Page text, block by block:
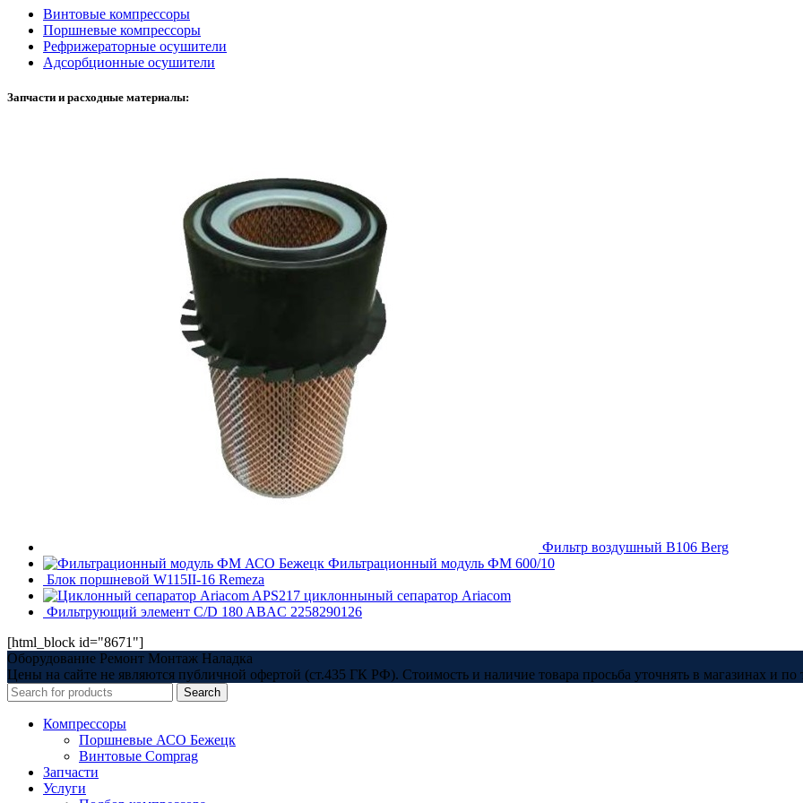
Винтовые компрессоры
Поршневые компрессоры
Рефрижераторные осушители
Адсорбционные осушители
Запчасти и расходные материалы:
Фильтр воздушный В106 Berg
Фильтрационный модуль ФМ 600/10
Блок поршневой W115II-16 Remeza
APS217 циклонныный сепаратор Ariacom
Фильтрующий элемент C/D 180 ABAC 2258290126
[html_block id="8671"]
Оборудование Ремонт Монтаж Наладка
Цены на сайте не являются публичной офертой (ст.435 ГК РФ). Стоимость и наличие товара просьба уточнять в магазинах и по
Search
Компрессоры
Поршневые АСО Бежецк
Винтовые Comprag
Запчасти
Услуги